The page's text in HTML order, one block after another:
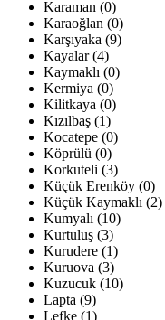
Karaman (0)
Karaoğlan (0)
Karşıyaka (9)
Kayalar (4)
Kaymaklı (0)
Kermiya (0)
Kilitkaya (0)
Kızılbaş (1)
Kocatepe (0)
Köprülü (0)
Korkuteli (3)
Küçük Erenköy (0)
Küçük Kaymaklı (2)
Kumyalı (10)
Kurtuluş (3)
Kurudere (1)
Kuruova (3)
Kuzucuk (10)
Lapta (9)
Lefke (1)